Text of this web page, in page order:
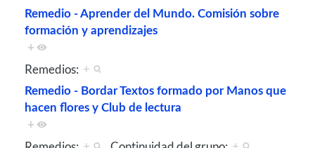
Remedio - Aprender del Mundo. Comisión sobre
formación y aprendizajes
+
Remedios: +
Remedio - Bordar Textos formado por Manos que
hacen flores y Club de lectura
+